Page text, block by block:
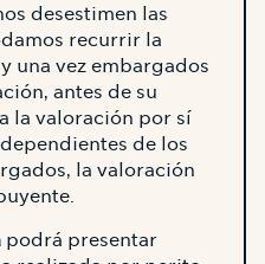
desestimen las
recurrir la
y una vez embargados
antes de su
la valoración por sí
de los
la valoración
podrá presentar